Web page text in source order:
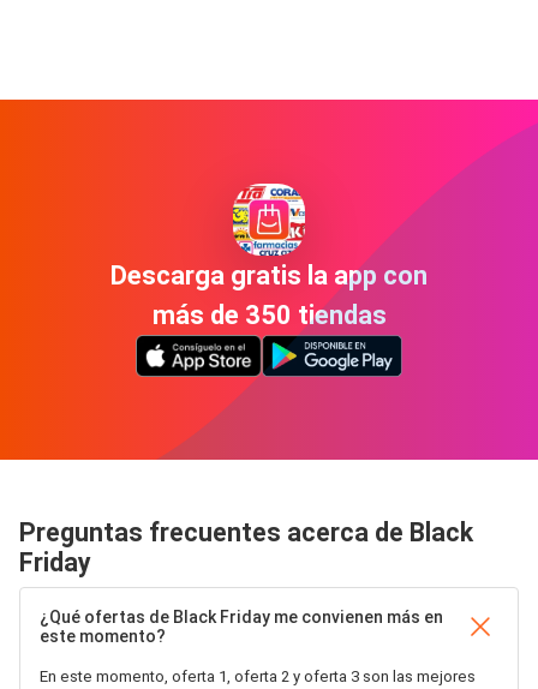
Descarga gratis la app con
más de 350 tiendas
Preguntas frecuentes acerca de Black
Friday
¿Qué ofertas de Black Friday me convienen más en
este momento?
En este momento, oferta 1, oferta 2 y oferta 3 son las mejores